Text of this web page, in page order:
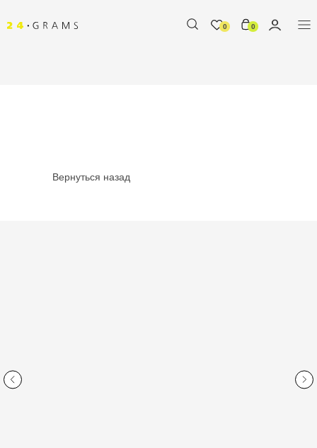
0 0
Вернуться назад